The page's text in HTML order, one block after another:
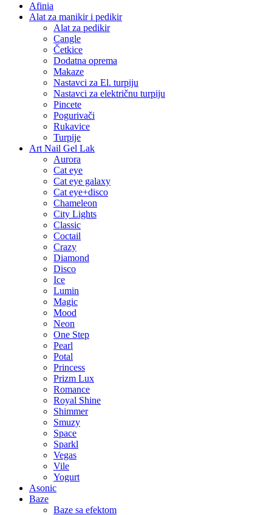
Afinia
Alat za manikir i pedikir
Alat za pedikir
Cangle
Četkice
Dodatna oprema
Makaze
Nastavci za El. turpiju
Nastavci za električnu turpiju
Pincete
Pogurivači
Rukavice
Turpije
Art Nail Gel Lak
Aurora
Cat eye
Cat eye galaxy
Cat eye+disco
Chameleon
City Lights
Classic
Coctail
Crazy
Diamond
Disco
Ice
Lumin
Magic
Mood
Neon
One Step
Pearl
Potal
Princess
Prizm Lux
Romance
Royal Shine
Shimmer
Smuzy
Space
Sparkl
Vegas
Vile
Yogurt
Asonic
Baze
Baze sa efektom